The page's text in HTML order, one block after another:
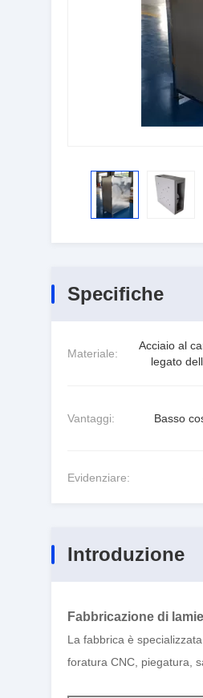
Specifiche
Materiale:
Acciaio al
legato
Vantaggi: Basso
Evidenziare:
Introduzione
Fabbricazione di
La fabbrica è
foratura CNC, piegatura,